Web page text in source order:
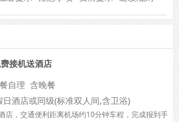
接机送酒店
自理 含晚餐
日酒店或同级(标准双人间,含卫浴)
店，交通便利距离机场约10分钟车程，完成报到手